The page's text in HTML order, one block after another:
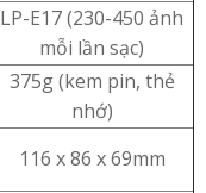
LP-E17 (230-450 ảnh
mỗi lần sạc)
375g (kem pin, thẻ
nhớ)
116 x 86 x 69mm